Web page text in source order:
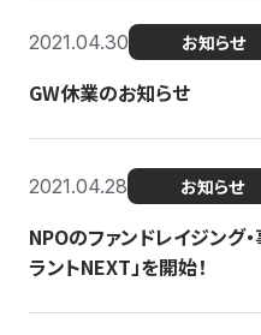
2021.04.30 お知らせ
GW休業のお知らせ
2021.04.28 お知らせ
NPOのファンドレイジング
ラントNEXT」を開始！